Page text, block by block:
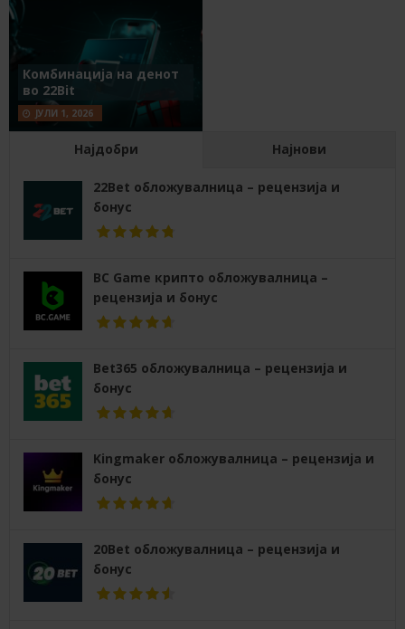
Комбинација на денот
во 22Bit
ЈУЛИ 1, 2026
Најдобри Најнови
22Bet обложувалница – рецензија и
бонус
BC Game крипто обложувалница –
рецензија и бонус
Bet365 обложувалница – рецензија и
бонус
Kingmaker обложувалница – рецензија и
бонус
20Bet обложувалница – рецензија и
бонус